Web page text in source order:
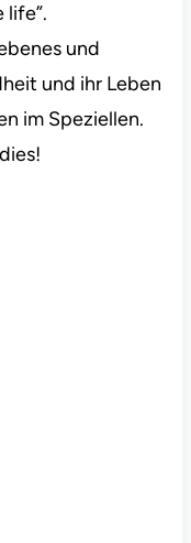
life”.
und
und ihr Leben
im Speziellen.